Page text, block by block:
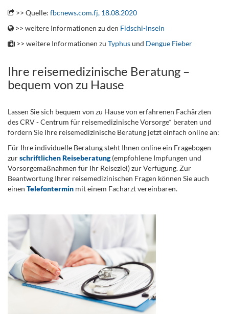
>> Quelle: fbcnews.com.fj, 18.08.2020
>> weitere Informationen zu den Fidschi-Inseln
>> weitere Informationen zu Typhusund Dengue Fieber
Ihre reisemedizinische Beratung –
bequem von zu Hause
Lassen Sie sich bequem von zu Hause von erfahrenen Fachärzten
des CRV - Centrum für reisemedizinische Vorsorge* beraten und
fordern Sie Ihre reisemedizinische Beratung jetzt einfach online an:
Für Ihre individuelle Beratung steht Ihnen online ein Fragebogen
zurschriftlichen Reiseberatung(empfohlene Impfungen und
Vorsorgemaßnahmen für Ihr Reiseziel) zur Verfügung. Zur
Beantwortung Ihrer reisemedizinischen Fragen können Sie auch
einen Telefontermin mit einem Facharzt vereinbaren.